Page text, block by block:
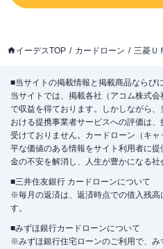
イーデスTOP カードローン 三菱Ｕ
■当サイトの掲載情報と掲載商品ならび
当サイトでは、掲載各社（アコム株式
で収益を得ております。しかしながら
おける提携事業者サービスへの評価は
受けておりません。カードローン（キ
平な価値のある情報をサイト利用者に
金の不安を解消し、人生が豊かになる社
■三井住友銀行 カードローンについて
※毎月の返済は、返済時点での借入残高
す。
■みずほ銀行カードローンについて
※みずほ銀行住宅ローンのご利用で、